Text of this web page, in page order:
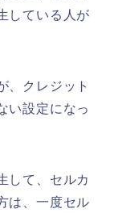
している人が
、クレジット
い設定になっ
して、セルカ
は、一度セル